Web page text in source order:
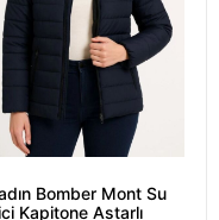
Bomber Mont Su
Kapitone Astarlı